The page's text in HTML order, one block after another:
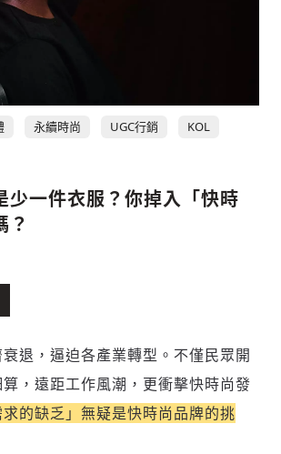
冊
歡迎您加入《旭時報》
掌握國際政經脈動
參與下一波全球科技革命
驗證碼
永續時尚 UGC行銷
KOL
少一件衣服？你掉入「快時
？
退，逼迫各產業轉型。不僅民眾開
，遠距工作風潮，更衝擊快時尚發
的缺乏」無疑是快時尚品牌的挑